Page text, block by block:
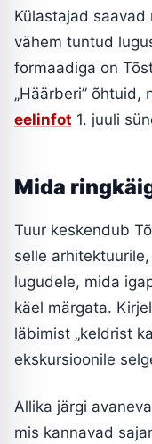
Külastajad
vähem tuntud
formaadiga on
„Häärberi” õhtuid,
eelinfot 1. juuli
Mida
Tuur keskendub
selle
lugudele, mida
käel märgata.
läbimist „keldrist
ekskursioonile
Allika järgi
mis kannavad